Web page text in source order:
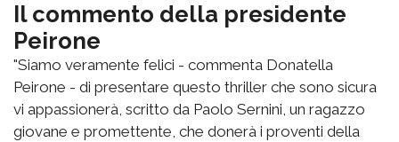
Il commento della presidente
Peirone
"Siamo veramente felici - commenta Donatella
Peirone - di presentare questo thriller che sono sicura
vi appassionerà, scritto da Paolo Sernini, un ragazzo
giovane e promettente, che donerà i proventi della